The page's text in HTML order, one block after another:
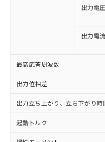
出力電圧
出力電流
最高応答周波数
出力位相差
出力立ち上がり、立ち下がり時
起動トルク
※1 対応状況
対応済み：EU
非含有に対応した